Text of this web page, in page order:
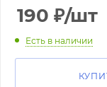
190 ₽/шт
Есть в наличии